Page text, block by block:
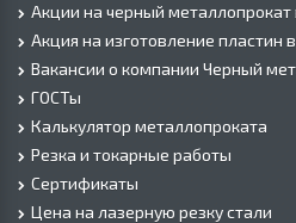
Акции на черный металлопрокат
Акция на изготовление пластин
Вакансии о компании Черный
ГОСТы
Калькулятор металлопроката
Резка и токарные работы
Сертификаты
Цена на лазерную резку стали